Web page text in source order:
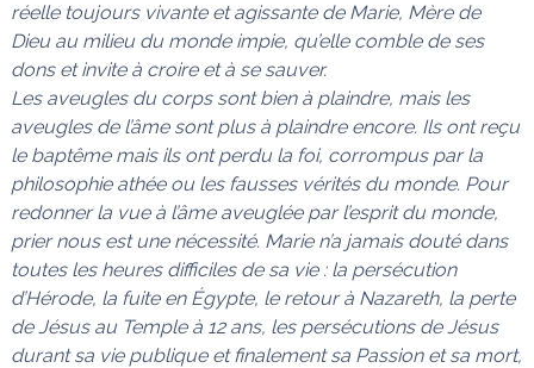
réelle toujours vivante et agissante de Marie, Mère de
Dieu au milieu du monde impie, qu’elle comble de ses
dons et invite à croire et à se sauver.
Les aveugles du corps sont bien à plaindre, mais les
aveugles de l’âme sont plus à plaindre encore. Ils ont reçu
le baptême mais ils ont perdu la foi, corrompus par la
philosophie athée ou les fausses vérités du monde. Pour
redonner la vue à l’âme aveuglée par l’esprit du monde,
prier nous est une nécessité. Marie n’a jamais douté dans
toutes les heures difficiles de sa vie : la persécution
d’Hérode, la fuite en Égypte, le retour à Nazareth, la perte
de Jésus au Temple à 12 ans, les persécutions de Jésus
durant sa vie publique et finalement sa Passion et sa mort,